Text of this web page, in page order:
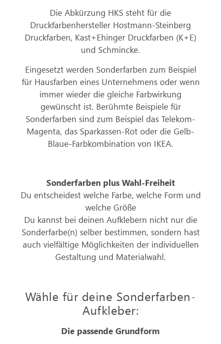
Die Abkürzung HKS steht für die
Druckfarbenhersteller Hostmann-Steinberg
Druckfarben, Kast+Ehinger Druckfarben (K+E)
und Schmincke.
Eingesetzt werden Sonderfarben zum Beispiel
für Hausfarben eines Unternehmens oder wenn
immer wieder die gleiche Farbwirkung
gewünscht ist. Berühmte Beispiele für
Sonderfarben sind zum Beispiel das Telekom-
Magenta, das Sparkassen-Rot oder die Gelb-
Blaue-Farbkombination von IKEA.
Sonderfarben plus Wahl-Freiheit
Du entscheidest welche Farbe, welche Form und
welche Größe
Du kannst bei deinen Aufklebern nicht nur die
Sonderfarbe(n) selber bestimmen, sondern hast
auch vielfältige Möglichkeiten der individuellen
Gestaltung und Materialwahl.
Wähle für deine Sonderfarben-
Aufkleber:
Die passende Grundform